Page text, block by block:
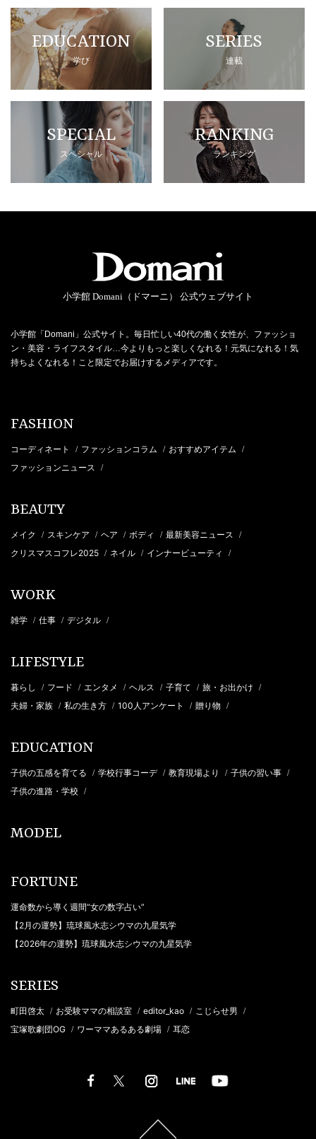
EDUCATION
学び
SERIES
連載
SPECIAL
スペシャル
RANKING
ランキング
小学館 Domani（ドマーニ） 公式ウェブサイト
小学館「Domani」公式サイト。毎日忙しい40代の働く女性が、ファッショ
ン・美容・ライフスタイル…今よりもっと楽しくなれる！元気になれる！気
持ちよくなれる！こと限定でお届けするメディアです。
FASHION
コーディネート / ファッションコラム / おすすめアイテム /
ファッションニュース /
BEAUTY
メイク / スキンケア / ヘア / ボディ / 最新美容ニュース /
クリスマスコフレ2025 / ネイル / インナービューティ /
WORK
雑学 / 仕事 / デジタル /
LIFESTYLE
暮らし / フード / エンタメ / ヘルス / 子育て / 旅・お出かけ /
夫婦・家族 / 私の生き方 / 100人アンケート / 贈り物 /
EDUCATION
子供の五感を育てる / 学校行事コーデ / 教育現場より / 子供の習い事 /
子供の進路・学校 /
MODEL
FORTUNE
運命数から導く週間“女の数字占い”
【2月の運勢】琉球風水志シウマの九星気学
【2026年の運勢】琉球風水志シウマの九星気学
SERIES
町田啓太 / お受験ママの相談室 / editor_kao / こじらせ男 /
宝塚歌劇団OG / ワーママあるある劇場 / 耳恋